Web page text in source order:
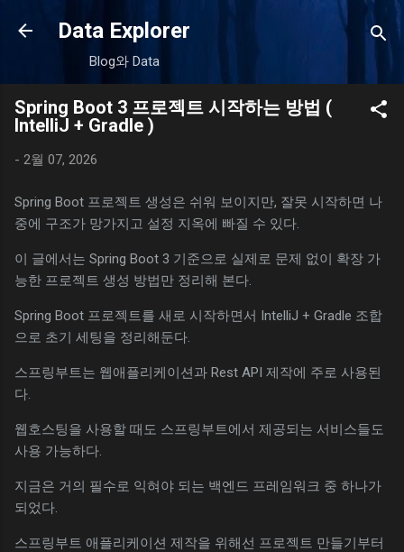
기본 콘텐츠로 건너뛰기
Data Explorer
Blog와 Data
Spring Boot 3 프로젝트 시작하는 방법 (
IntelliJ + Gradle )
- 2월 07, 2026
Spring Boot 프로젝트 생성은 쉬워 보이지만, 잘못 시작하면 나
중에 구조가 망가지고 설정 지옥에 빠질 수 있다.
이 글에서는 Spring Boot 3 기준으로 실제로 문제 없이 확장 가
능한 프로젝트 생성 방법만 정리해 본다.
Spring Boot 프로젝트를 새로 시작하면서 IntelliJ + Gradle 조합
으로 초기 세팅을 정리해둔다.
스프링부트는 웹애플리케이션과 Rest API 제작에 주로 사용된
다.
웹호스팅을 사용할 때도 스프링부트에서 제공되는 서비스들도
사용 가능하다.
지금은 거의 필수로 익혀야 되는 백엔드 프레임워크 중 하나가
되었다.
스프링부트 애플리케이션 제작을 위해선 프로젝트 만들기부터